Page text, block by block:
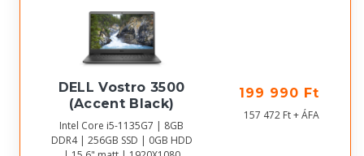
DELL Vostro 3500
(Accent Black)
Intel Core i5-1135G7 | 8GB
DDR4 | 256GB SSD | 0GB HDD
199 990 Ft
157 472 Ft + ÁFA